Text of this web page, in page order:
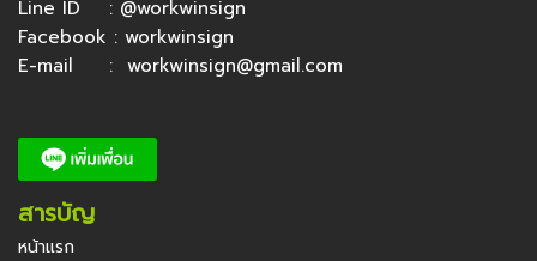
Line ID : @workwinsign
Facebook : workwinsign
E-mail : workwinsign@gmail.com
สารบัญ
หน้าแรก